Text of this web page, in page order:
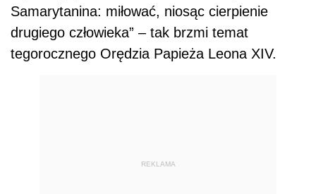
Samarytanina: miłować, niosąc cierpienie
drugiego człowieka” – tak brzmi temat
tegorocznego Orędzia Papieża Leona XIV.
REKLAMA